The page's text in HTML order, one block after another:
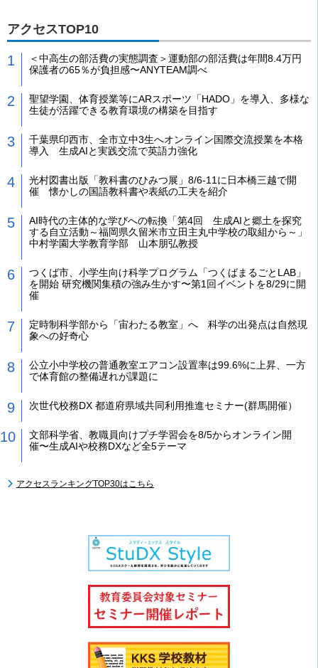
アクセスTOP10
＜中高生の部活費の実態調査＞運動部の部活費は年間8.4万円
保護者の65％が負担感〜ANYTEAM調べ
聖望学園、体育授業等にARスポーツ「HADO」を導入、多様な
生徒が活躍できる教育環境の構築を目指す
千葉県印西市、全市立中3生へオンライン国際交流授業を本格
導入 生成AIと実践交流で英語力強化
光村図書出版「教科書のひみつ展」8/6-11に日本橋三越で開
催 懐かしの国語教科書や表紙の工夫を紹介
AI時代の主体的な学びへの転換「第4回 生成AIと郷土を探究
する自立活動～福岡県久留米市立田主丸中学校の取組から～」
中村学園大学教育学部 山本朋弘教授
つくば市、小学生向け科学プログラム「つくばまるごとLAB」
を開始 研究機関集積の強み生かす〜第1回イベントを8/29に開
催
定時制科学部から「宙わたる教室」へ 科学の出発点は自然現
象への好奇心
公立小中学校の普通教室エアコン設置率は99.6%に上昇、一方
で体育館の整備遅れが課題に
次世代校務DX 都道府県域共同利用推進セミナー(群馬開催）
文部科学省、教職員向けプチ学習会を8/5からオンライン開
催〜生成AIや校務DXなど全5テーマ
アクセスランキングTOP30はこちら